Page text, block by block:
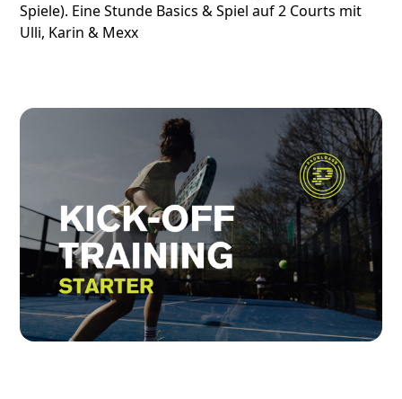
Spiele). Eine Stunde Basics & Spiel auf 2 Courts mit
Ulli, Karin & Mexx